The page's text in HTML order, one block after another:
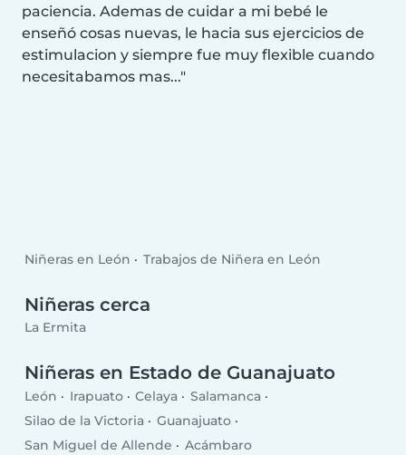
paciencia. Ademas de cuidar a mi bebé le
enseñó cosas nuevas, le hacia sus ejercicios de
estimulacion y siempre fue muy flexible cuando
necesitabamos mas...
Niñeras en León Trabajos de Niñera en León
Niñeras cerca
La Ermita
Niñeras en Estado de Guanajuato
León Irapuato Celaya
Salamanca
Silao de la Victoria
Guanajuato
San Miguel de Allende
Acámbaro